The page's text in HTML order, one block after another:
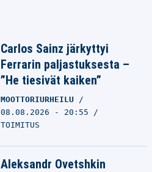
Carlos Sainz järkyttyi
Ferrarin paljastuksesta –
”He tiesivät kaiken”
MOOTTORIURHEILU
08.08.2026 - 20:55
TOIMITUS
Aleksandr Ovetshkin